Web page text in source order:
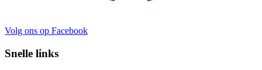
Volg ons op Facebook
Snelle links